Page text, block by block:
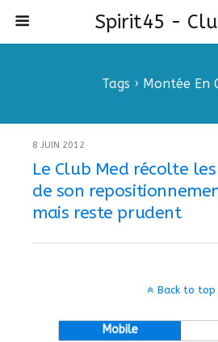
Spirit45 -
Tags › Montée En
8 JUIN 2012
Le Club Med récolte
de son
mais reste prudent
Back to top
Mobile